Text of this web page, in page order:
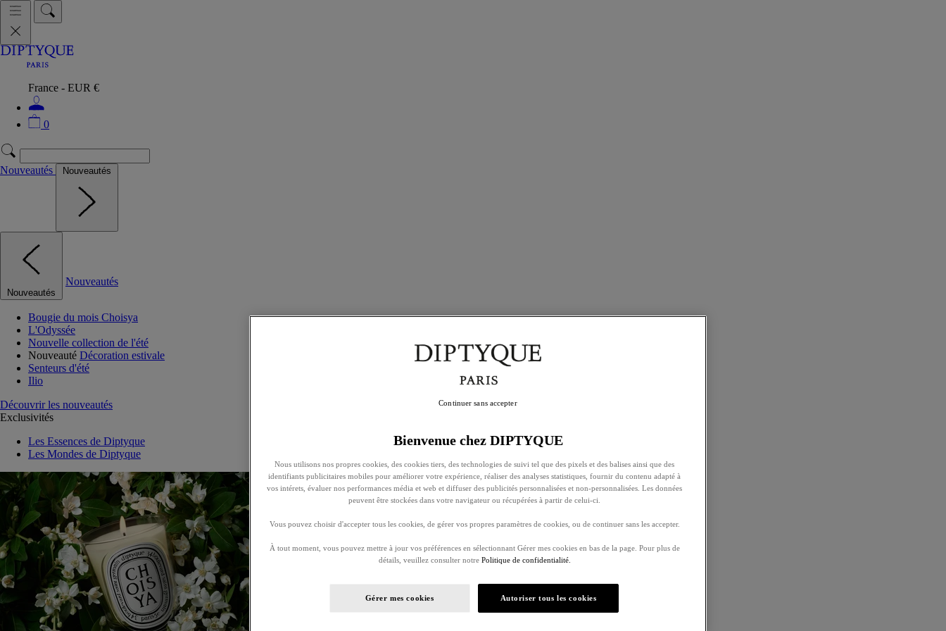
France - EUR €
0
Nouveautés Nouveautés
Nouveautés
Nouveautés
Bougie du mois Choisya
L'Odyssée
Nouvelle collection de l'été
Nouveauté Décoration estivale
Senteurs d'été
Ilio
Découvrir les nouveautés
Exclusivités
Les Essences de Diptyque
Les Mondes de Diptyque
Bienvenue chez DIPTYQUE
Nous utilisons nos propres cookies, des cookies tiers, des technologies de suivi tel que des pixels et des balises ainsi que des
identifiants publicitaires mobiles pour améliorer votre expérience, réaliser des analyses statistiques, fournir du contenu adapté à
vos intérets, évaluer nos performances média et web et diffuser des publicités personnalisées et non-personnalisées. Les données
peuvent être stockées dans votre navigateur ou récupérées à partir de celui-ci.
Vous pouvez choisir d'accepter tous les cookies, de gérer vos propres paramètres de cookies, ou de continuer sans les accepter.
À tout moment, vous pouvez mettre à jour vos préférences en sélectionnant Gérer mes cookies en bas de la page. Pour plus de
détails, veuillez consulter notre Politique de confidentialité.
Gérer mes cookies Autoriser tous les cookies
Continuer sans accepter